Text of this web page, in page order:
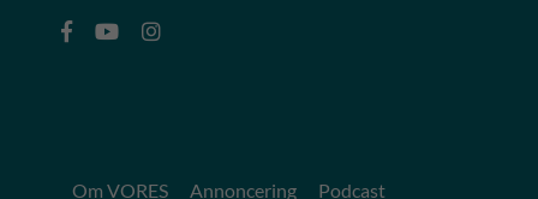
Om VORES Annoncering Podcast